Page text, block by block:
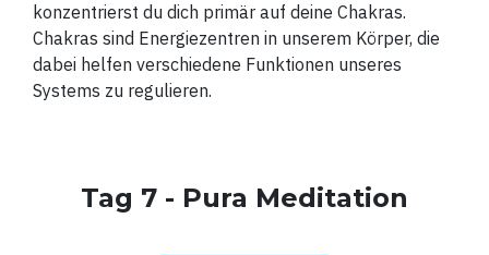
konzentrierst du dich primär auf deine Chakras.
Chakras sind Energiezentren in unserem Körper, die
dabei helfen verschiedene Funktionen unseres
Systems zu regulieren.
Tag 7 - Pura Meditation